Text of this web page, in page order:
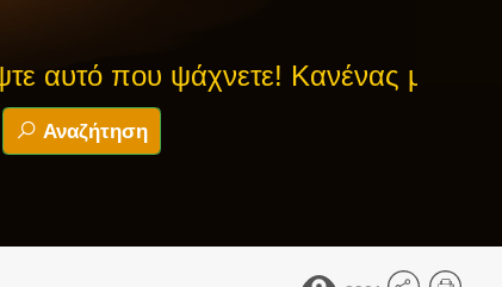
που ψάχνετε! Κανένας μύθος δεν
Αναζήτηση